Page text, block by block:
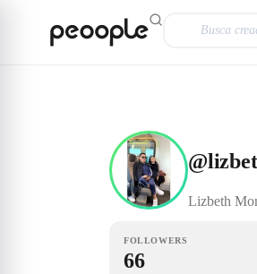
@
Lizbeth
FOLLOWERS
66